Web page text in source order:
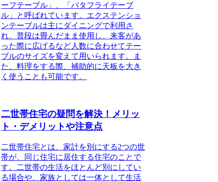
ーフテーブル」、「バタフライテーブ
ル」と呼ばれています。エクステンショ
ンテーブルは主にダイニングで利用さ
れ、普段は畳んだまま使用し、来客があ
った際に広げるなど人数に合わせてテー
ブルのサイズを変えて用いられます。ま
た、料理をする際、補助的に天板を大き
く使うことも可能です。
二世帯住宅の疑問を解決！メリッ
ト・デメリットや注意点
二世帯住宅とは、家計を別にする2つの世
帯が、同じ住宅に居住する住宅のことで
す。
二世帯の生活をほとんど別にしてい
る場合や、家族としては一体として生活